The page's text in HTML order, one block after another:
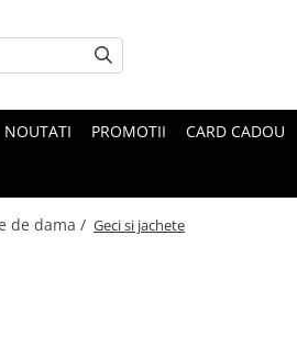
NOUTATI PROMOTII CARD CADOU
de dama / Geci si jachete